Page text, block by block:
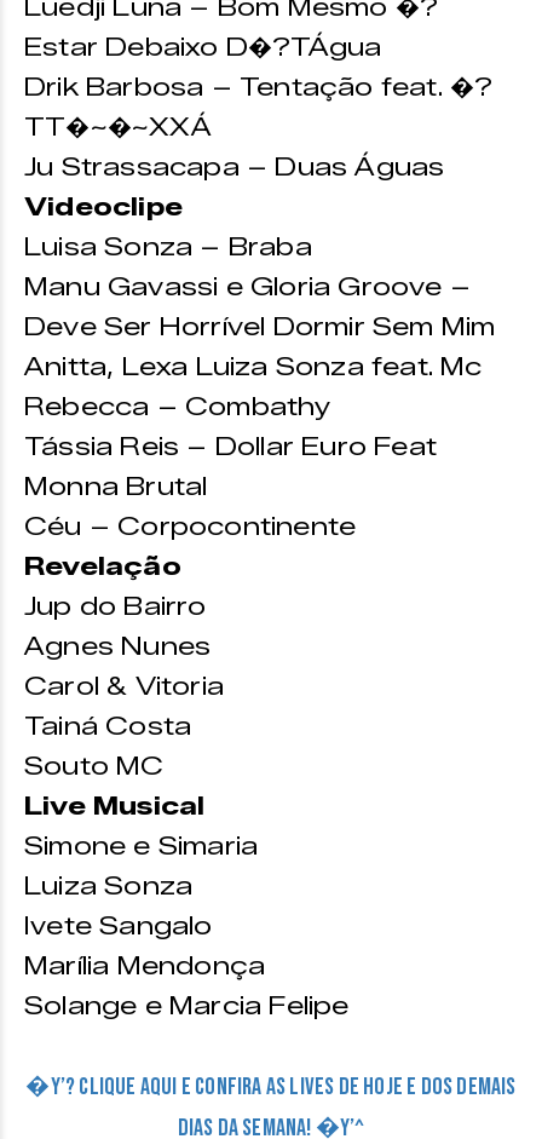
Luedji Luna – Bom Mesmo �?
Estar Debaixo D�?TÁgua
Drik Barbosa – Tentação feat. �?
TT�~�~XXÁ
Ju Strassacapa – Duas Águas
Videoclipe
Luisa Sonza – Braba
Manu Gavassi e Gloria Groove –
Deve Ser Horrível Dormir Sem Mim
Anitta, Lexa Luiza Sonza feat. Mc
Rebecca – Combathy
Tássia Reis – Dollar Euro Feat
Monna Brutal
Céu – Corpocontinente
Revelação
Jup do Bairro
Agnes Nunes
Carol & Vitoria
Tainá Costa
Souto MC
Live Musical
Simone e Simaria
Luiza Sonza
Ivete Sangalo
Marília Mendonça
Solange e Marcia Felipe
�Y’? CLIQUE AQUI E CONFIRA AS LIVES DE HOJE E DOS DEMAIS
DIAS DA SEMANA! �Y’^